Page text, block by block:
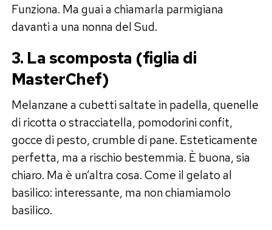
Funziona. Ma guai a chiamarla parmigiana
davanti a una nonna del Sud.
3. La scomposta (figlia di
MasterChef)
Melanzane a cubetti saltate in padella, quenelle
di ricotta o stracciatella, pomodorini confit,
gocce di pesto, crumble di pane. Esteticamente
perfetta, ma a rischio bestemmia. È buona, sia
chiaro. Ma è un’altra cosa. Come il gelato al
basilico: interessante, ma non chiamiamolo
basilico.